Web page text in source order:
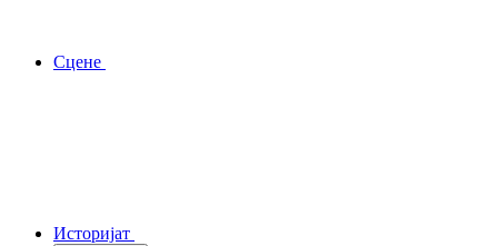
Сцене
Историјат